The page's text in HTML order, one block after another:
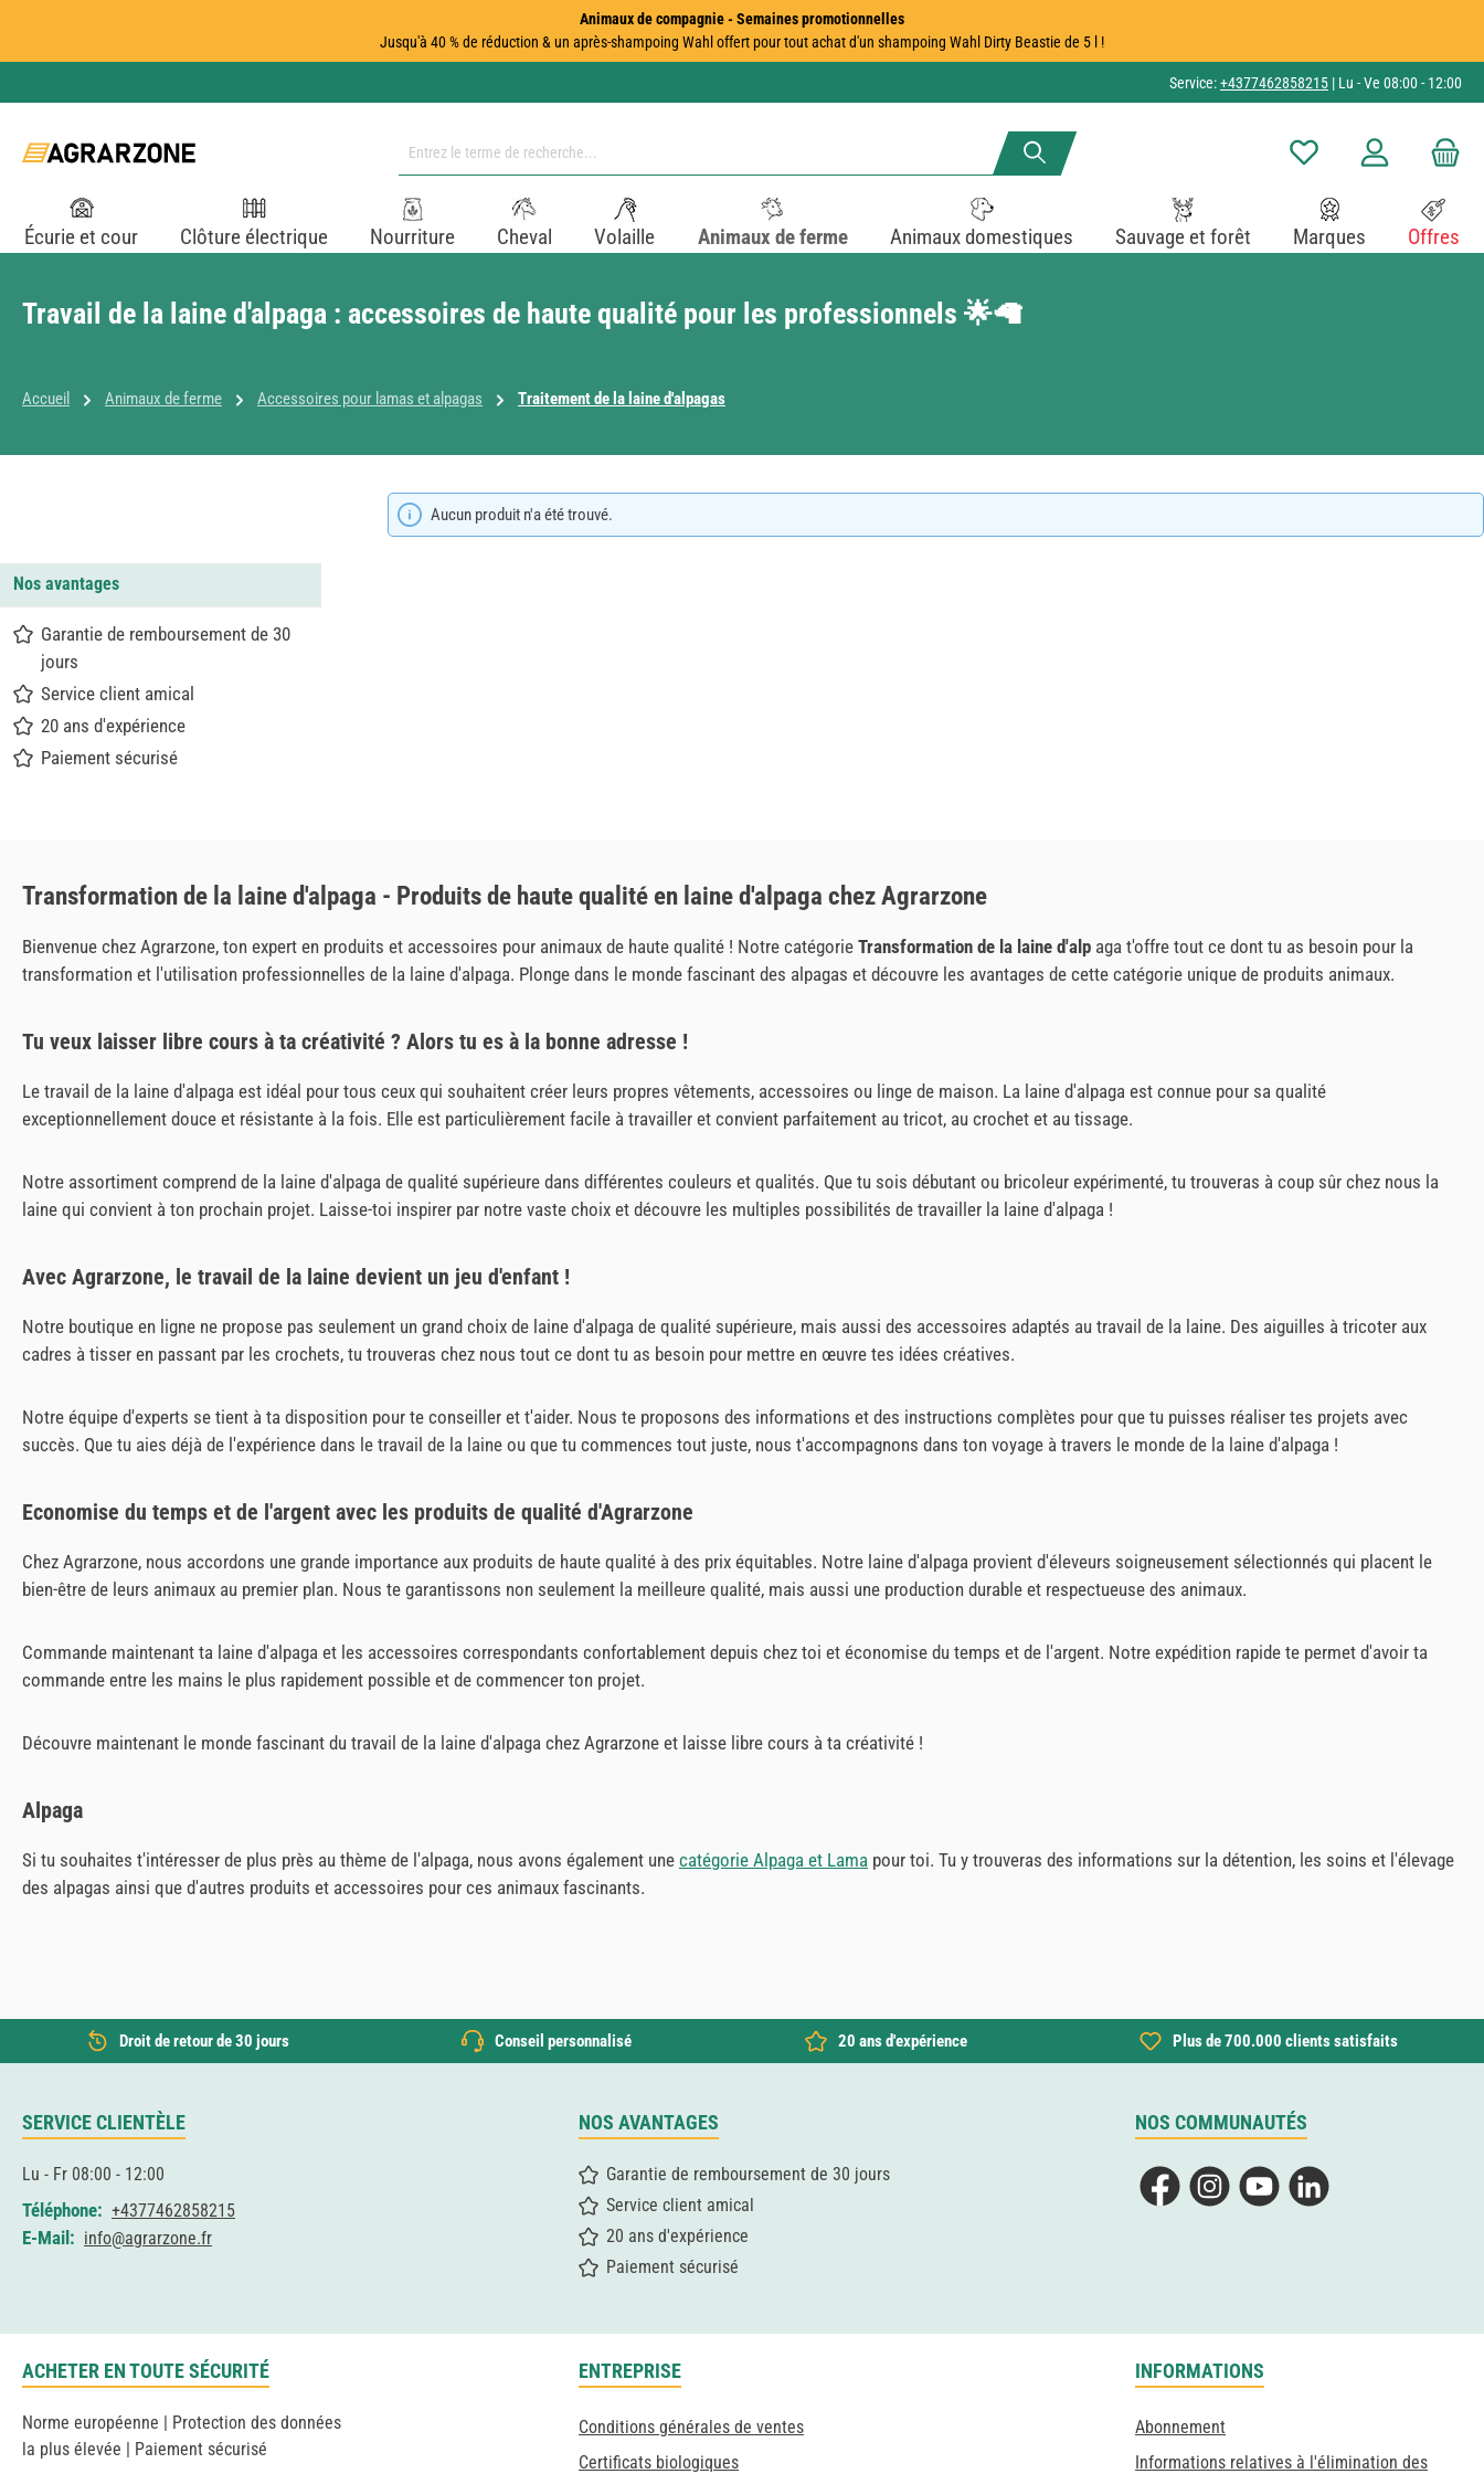
Animaux de compagnie - Semaines promotionnelles
Jusqu'à 40 % de réduction & un après-shampoing Wahl offert pour tout achat d'un shampoing Wahl Dirty Beastie de 5 l !
Service:+4377462858215 | Lu - Ve 08:00 - 12:00
Vous avez 0 articles dans
Écurie et cour Clôture électrique Nourriture Cheval Volaille Animaux de ferme Animaux domestiques Sauvage et forêt Marques Offres
Travail de la laine d'alpaga : accessoires de haute qualité pour les professionnels 🌟🦙
Accueil Animaux de ferme Accessoires pour lamas et alpagas Traitement de la laine d'alpagas
Nos avantages
Garantie de remboursement de 30
jours
Service client amical
20 ans d'expérience
Paiement sécurisé
Aucun produit n'a été trouvé.
Transformation de la laine d'alpaga - Produits de haute qualité en laine d'alpaga chez Agrarzone
Bienvenue chez Agrarzone, ton expert en produits et accessoires pour animaux de haute qualité ! Notre catégorie Transformation de la laine d'alp aga t'offre tout ce dont tu as besoin pour la
transformation et l'utilisation professionnelles de la laine d'alpaga. Plonge dans le monde fascinant des alpagas et découvre les avantages de cette catégorie unique de produits animaux.
Tu veux laisser libre cours à ta créativité ? Alors tu es à la bonne adresse !
Le travail de la laine d'alpaga est idéal pour tous ceux qui souhaitent créer leurs propres vêtements, accessoires ou linge de maison. La laine d'alpaga est connue pour sa qualité
exceptionnellement douce et résistante à la fois. Elle est particulièrement facile à travailler et convient parfaitement au tricot, au crochet et au tissage.
Notre assortiment comprend de la laine d'alpaga de qualité supérieure dans différentes couleurs et qualités. Que tu sois débutant ou bricoleur expérimenté, tu trouveras à coup sûr chez nous la
laine qui convient à ton prochain projet. Laisse-toi inspirer par notre vaste choix et découvre les multiples possibilités de travailler la laine d'alpaga !
Avec Agrarzone, le travail de la laine devient un jeu d'enfant !
Notre boutique en ligne ne propose pas seulement un grand choix de laine d'alpaga de qualité supérieure, mais aussi des accessoires adaptés au travail de la laine. Des aiguilles à tricoter aux
cadres à tisser en passant par les crochets, tu trouveras chez nous tout ce dont tu as besoin pour mettre en œuvre tes idées créatives.
Notre équipe d'experts se tient à ta disposition pour te conseiller et t'aider. Nous te proposons des informations et des instructions complètes pour que tu puisses réaliser tes projets avec
succès. Que tu aies déjà de l'expérience dans le travail de la laine ou que tu commences tout juste, nous t'accompagnons dans ton voyage à travers le monde de la laine d'alpaga !
Economise du temps et de l'argent avec les produits de qualité d'Agrarzone
Chez Agrarzone, nous accordons une grande importance aux produits de haute qualité à des prix équitables. Notre laine d'alpaga provient d'éleveurs soigneusement sélectionnés qui placent le
bien-être de leurs animaux au premier plan. Nous te garantissons non seulement la meilleure qualité, mais aussi une production durable et respectueuse des animaux.
Commande maintenant ta laine d'alpaga et les accessoires correspondants confortablement depuis chez toi et économise du temps et de l'argent. Notre expédition rapide te permet d'avoir ta
commande entre les mains le plus rapidement possible et de commencer ton projet.
Découvre maintenant le monde fascinant du travail de la laine d'alpaga chez Agrarzone et laisse libre cours à ta créativité !
Alpaga
Si tu souhaites t'intéresser de plus près au thème de l'alpaga, nous avons également une catégorie Alpaga et Lama pour toi. Tu y trouveras des informations sur la détention, les soins et l'élevage
des alpagas ainsi que d'autres produits et accessoires pour ces animaux fascinants.
Droit de retour de 30 jours Conseil personnalisé 20 ans d'expérience Plus de 700.000 clients satisfaits
SERVICE CLIENTÈLE
Lu - Fr 08:00 - 12:00
Téléphone: +4377462858215
E-Mail: info@agrarzone.fr
NOS AVANTAGES
Garantie de remboursement de 30 jours
Service client amical
20 ans d'expérience
Paiement sécurisé
NOS COMMUNAUTÉS
FacebookInstagramYouTubeLinkedIn
ACHETER EN TOUTE SÉCURITÉ
Norme européenne | Protection des données
la plus élevée | Paiement sécurisé
ENTREPRISE
Conditions générales de ventes
Certificats biologiques
INFORMATIONS
Abonnement
Informations relatives à l'élimination des